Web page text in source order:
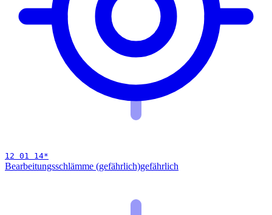
12 01 14*
Bearbeitungsschlämme (gefährlich)gefährlich